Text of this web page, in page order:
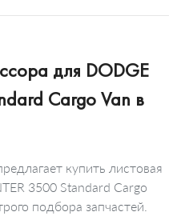
для DODGE
Cargo Van в
купить листовая
3500 Standard Cargo
подбора запчастей.